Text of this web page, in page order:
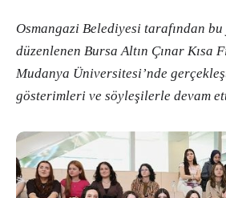
Osmangazi Belediyesi tarafından
düzenlenen Bursa Altın Çınar Kısa
Mudanya Üniversitesi’nde
gösterimleri ve söyleşilerle devam